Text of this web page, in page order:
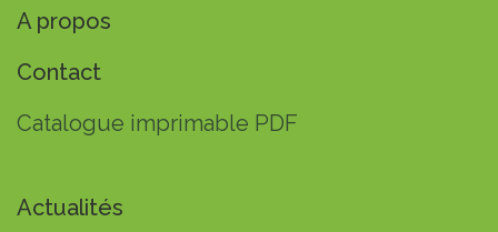
A propos
Contact
Catalogue imprimable PDF
Actualités